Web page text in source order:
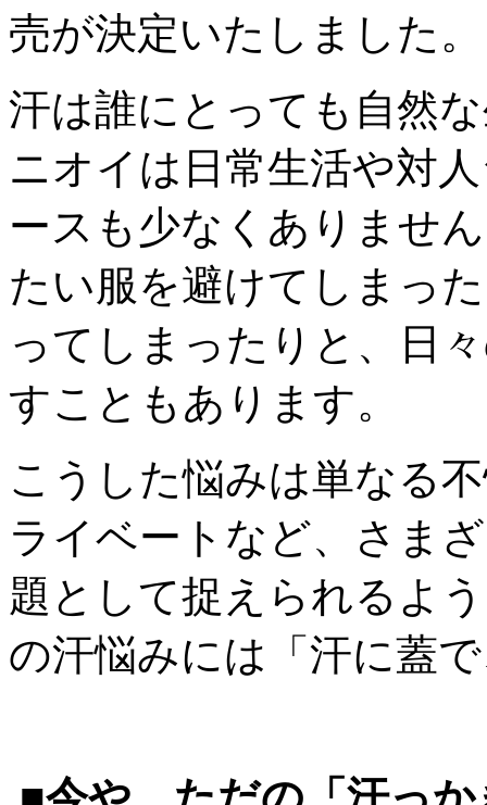
売が決定いたしました。
汗は誰にとっても自然
ニオイは日常生活や対
ースも少なくありませ
たい服を避けてしまっ
ってしまったりと、日
すこともあります。
こうした悩みは単なる
ライベートなど、さま
題として捉えられるよ
の汗悩みには「汗に蓋